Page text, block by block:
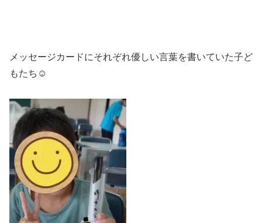
メッセージカードにそれぞれ優しい言葉を書いていた子ど
もたち ☺️